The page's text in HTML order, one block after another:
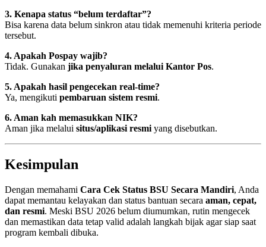
3. Kenapa status “belum terdaftar”?
Bisa karena data belum sinkron atau tidak memenuhi kriteria periode
tersebut.
4. Apakah Pospay wajib?
Tidak. Gunakan jika penyaluran melalui Kantor Pos.
5. Apakah hasil pengecekan real-time?
Ya, mengikuti pembaruan sistem resmi.
6. Aman kah memasukkan NIK?
Aman jika melalui situs/aplikasi resmi yang disebutkan.
Kesimpulan
Dengan memahami Cara Cek Status BSU Secara Mandiri, Anda
dapat memantau kelayakan dan status bantuan secara aman, cepat,
dan resmi. Meski BSU 2026 belum diumumkan, rutin mengecek
dan memastikan data tetap valid adalah langkah bijak agar siap saat
program kembali dibuka.